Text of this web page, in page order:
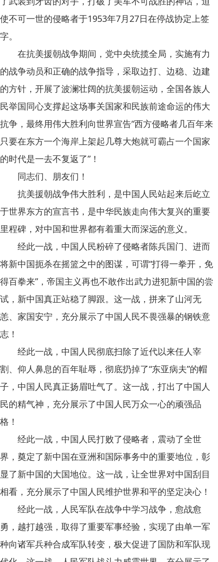
使不可一世的侵略者于1953年7月27日在停战协定上签
字。
在抗美援朝战争期间，党中央统揽全局，实施有力
的战争动员和正确的战争指导，采取边打、边稳、边建
的方针，开展了波澜壮阔的抗美援朝运动，全国各族人
民举国同心支撑起这场事关国家和民族前途命运的伟大
抗争，最终用伟大胜利向世界宣告“西方侵略者几百年来
只要在东方一个海岸上架起几尊大炮就可霸占一个国家
的时代是一去不复返了”！
同志们、朋友们！
抗美援朝战争伟大胜利，是中国人民站起来后屹立
于世界东方的宣言书，是中华民族走向伟大复兴的重要
里程碑，对中国和世界都有着重大而深远的意义。
经此一战，中国人民粉碎了侵略者陈兵国门、进而
将新中国扼杀在摇篮之中的图谋，可谓“打得一拳开，免
得百拳来”，帝国主义再也不敢作出武力进犯新中国的尝
试，新中国真正站稳了脚跟。这一战，拼来了山河无
恙、家国安宁，充分展示了中国人民不畏强暴的钢铁意
志！
经此一战，中国人民彻底扫除了近代以来任人宰
割、仰人鼻息的百年耻辱，彻底扔掉了“东亚病夫”的帽
子，中国人民真正扬眉吐气了。这一战，打出了中国人
民的精气神，充分展示了中国人民万众一心的顽强品
格！
经此一战，中国人民打败了侵略者，震动了全世
界，奠定了新中国在亚洲和国际事务中的重要地位，彰
显了新中国的大国地位。这一战，让全世界对中国刮目
相看，充分展示了中国人民维护世界和平的坚定决心！
经此一战，人民军队在战争中学习战争，愈战愈
勇，越打越强，取得了重要军事经验，实现了由单一军
种向诸军兵种合成军队转变，极大促进了国防和军队现